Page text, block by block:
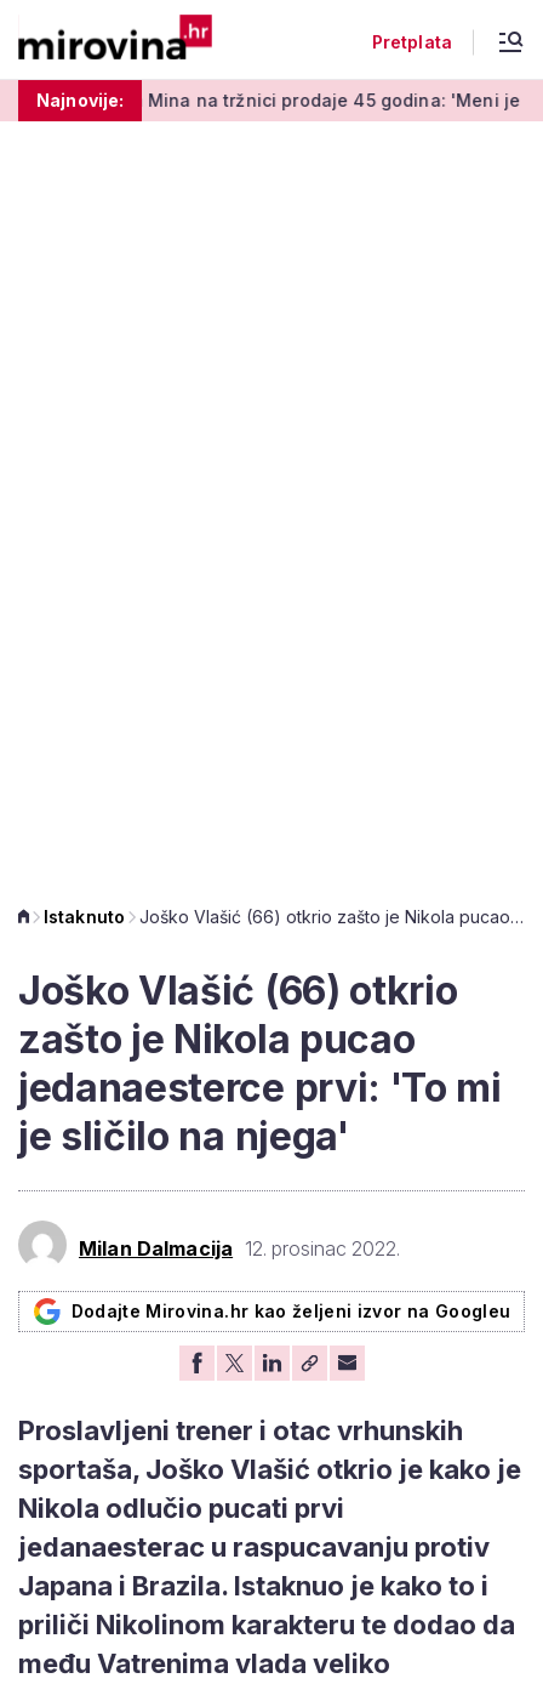
Pretplata
Najnovije:
na tržnici prodaje 45 godina: 'Meni je ovo zabava i
Istaknuto Joško Vlašić (66) otkrio zašto je Nikola pucao jedanaesterce prvi: 'To mi je sličilo na njega'
Joško Vlašić (66) otkrio
zašto je Nikola pucao
jedanaesterce prvi: 'To mi
je sličilo na njega'
Milan Dalmacija 12. prosinac 2022.
Dodajte Mirovina.hr kao željeni izvor na Googleu
Proslavljeni trener i otac vrhunskih
sportaša, Joško Vlašić otkrio je kako je
Nikola odlučio pucati prvi
jedanaesterac u raspucavanju protiv
Japana i Brazila. Istaknuo je kako to i
priliči Nikolinom karakteru te dodao da
među Vatrenima vlada veliko